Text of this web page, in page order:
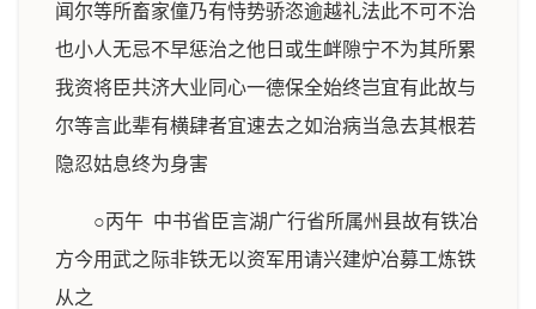
闻尔等所畜家僮乃有恃势骄恣逾越礼法此不可不治
也小人无忌不早惩治之他日或生衅隙宁不为其所累
我资将臣共济大业同心一德保全始终岂宜有此故与
尔等言此辈有横肆者宜速去之如治病当急去其根若
隐忍姑息终为身害
○丙午 中书省臣言湖广行省所属州县故有铁冶
方今用武之际非铁无以资军用请兴建炉冶募工炼铁
从之